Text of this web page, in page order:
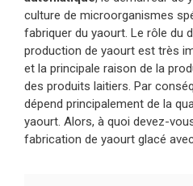
culture de microorganismes
fabriquer du yaourt. Le rôle du
production de yaourt est très
et la principale raison de la
des produits laitiers. Par
dépend principalement de la
yaourt. Alors, à quoi devez-
fabrication de yaourt glacé